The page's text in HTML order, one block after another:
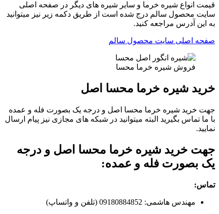
قیمت انواع شیره خرما و سایر شیره های دیگر در صفحه اصلی
سایت محصول سالم درج شده است از طریق دکمه زیر نیز میتوانید
به این آدرس مراجعه کنید.
صفحه اصلی سایت محصول سالم
فروش شیره خرما محسا
خرید شیره خرما محسا اصل
جهت خرید شیره خرما محسا اصل و درجه یک بصورت فله و عمده
با ما تماس بگیرید البته میتوانید در شبکه های مجازی نیز پیام ارسال
نمایید.
جهت خرید شیره خرما محسا اصل و درجه
یک بصورت فله و عمده:
تماس:
مهندس هاشمی: 09180884852 (تلفن و واتساپ)